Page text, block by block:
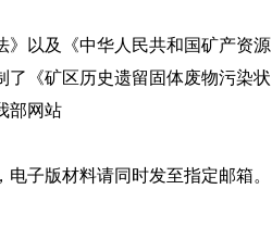
以及《中华人民共和国矿产资源
《矿区历史遗留固体废物污染状
部网站
子版材料请同时发至指定邮箱。